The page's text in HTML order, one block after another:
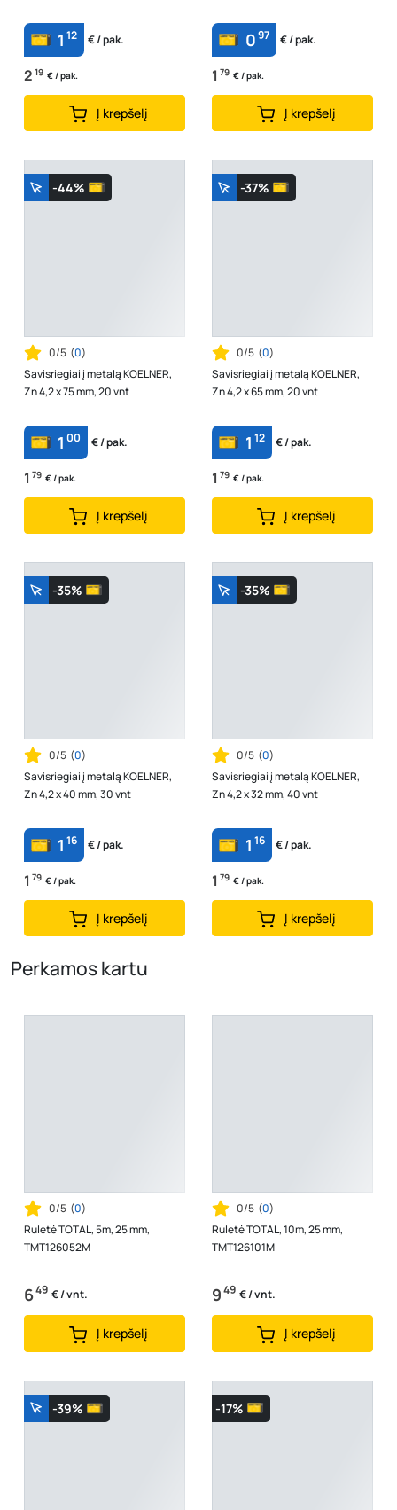
1 12 € / pak.
2 19 € / pak.
Į krepšelį
097 € / pak.
1 79 € / pak.
Į krepšelį
-44%
0/5 (0)
Savisriegiai į metalą KOELNER,
Zn 4,2 x 75 mm, 20 vnt
1 00 € / pak.
1 79 € / pak.
Į krepšelį
-37%
0/5 (0)
Savisriegiai į metalą KOELNER,
Zn 4,2 x 65 mm, 20 vnt
1 12 € / pak.
1 79 € / pak.
Į krepšelį
-35%
0/5 (0)
Savisriegiai į metalą KOELNER,
Zn 4,2 x 40 mm, 30 vnt
1 16 € / pak.
1 79 € / pak.
Į krepšelį
-35%
0/5 (0)
Savisriegiai į metalą KOELNER,
Zn 4,2 x 32 mm, 40 vnt
1 16 € / pak.
1 79 € / pak.
Į krepšelį
Perkamos kartu
0/5 (0)
Ruletė TOTAL, 5m, 25 mm,
TMT126052M
649 € / vnt.
Į krepšelį
0/5 (0)
Ruletė TOTAL, 10m, 25 mm,
TMT126101M
949 € / vnt.
Į krepšelį
-39% -17%